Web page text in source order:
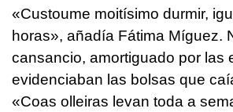
«Custoume moitísimo durmir,
horas», añadía Fátima Míguez.
cansancio, amortiguado por las
evidenciaban las bolsas que
«Coas olleiras levan toda a